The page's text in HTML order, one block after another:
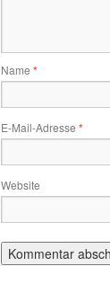
Name *
E-Mail-Adresse *
Website